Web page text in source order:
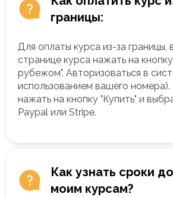
границы:
Для оплаты курса из-за границы,
странице курса нажать на
рубежом". Авторизоваться в
использованием вашего номера).
нажать на кнопку "Купить" и
Paypal или Stripe.
Как узнать сроки
моим курсам?